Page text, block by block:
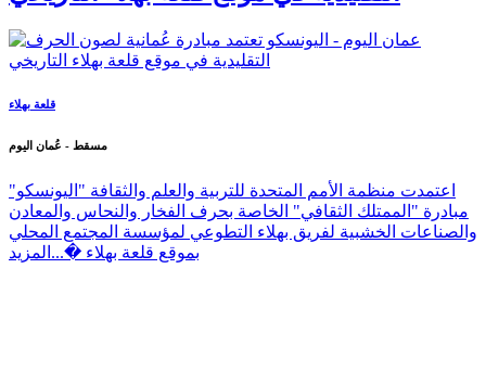
قلعة بهلاء
مسقط - عُمان اليوم
اعتمدت منظمة الأمم المتحدة للتربية والعلم والثقافة "اليونسكو"
مبادرة "الممتلك الثقافي" الخاصة بحرف الفخار والنحاس والمعادن
والصناعات الخشبية لفريق بهلاء التطوعي لمؤسسة المجتمع المحلي
بموقع قلعة بهلاء �... المزيد